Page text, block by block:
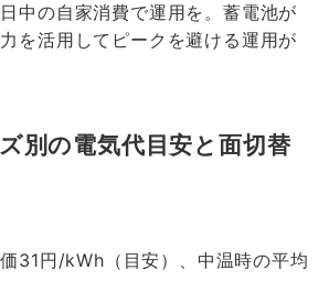
中の自家消費で運用を。蓄電池が
を活用してピークを避ける運用が
別の電気代目安と面切替
31円/kWh（目安）、中温時の平均